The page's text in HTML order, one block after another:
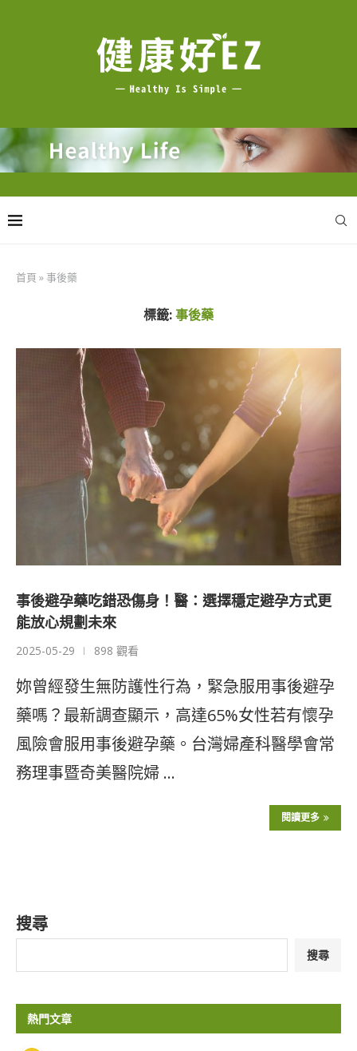
首頁 »事後藥
標籤:事後藥
事後避孕藥吃錯恐傷身！醫：選擇穩定避孕方式更
能放心規劃未來
2025-05-29 898 觀看
妳曾經發生無防護性行為，緊急服用事後避孕
藥嗎？最新調查顯示，高達65%女性若有懷孕
風險會服用事後避孕藥。台灣婦產科醫學會常
務理事暨奇美醫院婦 …
閱讀更多
搜尋
搜尋
熱門文章